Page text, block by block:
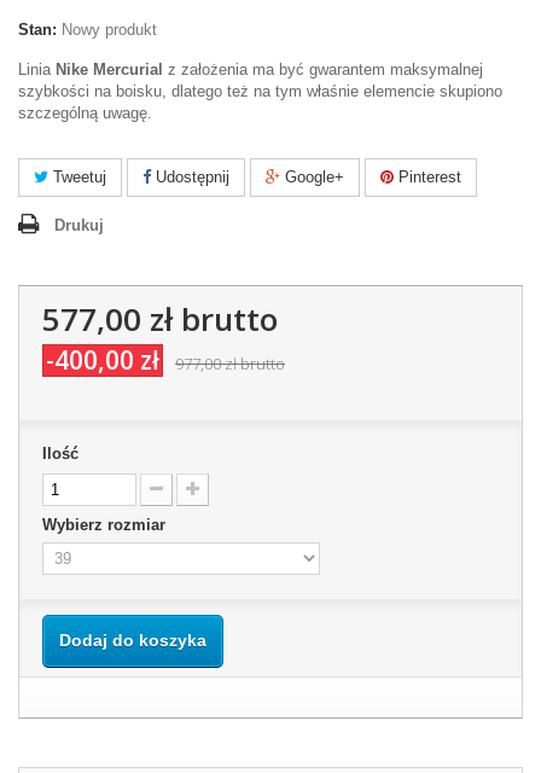
Stan: Nowy produkt
Linia Nike Mercurial z założenia ma być gwarantem maksymalnej
szybkości na boisku, dlatego też na tym właśnie elemencie skupiono
szczególną uwagę.
Tweetuj Udostępnij Google+ Pinterest
Drukuj
577,00 złbrutto
-400,00 zł 977,00 złbrutto
Ilość
Wybierz rozmiar
Dodaj do koszyka